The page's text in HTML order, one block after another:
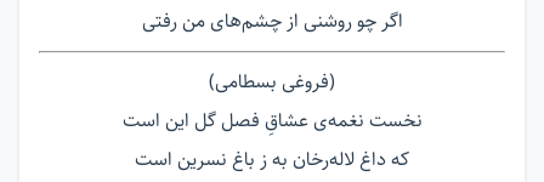
اگر چو روشنی از چشم‌های من رفتی
(فروغی بسطامی)
نخست نغمه‌ی عشاقِ فصل گل این است
که داغ لاله‌رخان به ز باغ نسرین است